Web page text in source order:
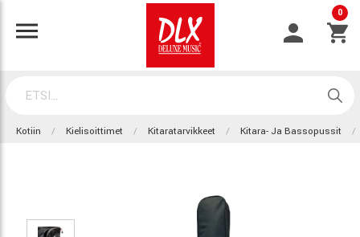
0
Kotiin Kielisoittimet Kitaratarvikkeet Kitara- Ja Bassopussit